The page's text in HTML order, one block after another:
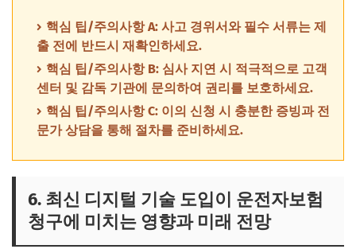
핵심 팁/주의사항 A: 사고 경위서와 필수 서류는 제
출 전에 반드시 재확인하세요.
핵심 팁/주의사항 B: 심사 지연 시 적극적으로 고객
센터 및 감독 기관에 문의하여 권리를 보호하세요.
핵심 팁/주의사항 C: 이의 신청 시 충분한 증빙과 전
문가 상담을 통해 절차를 준비하세요.
6. 최신 디지털 기술 도입이 운전자보험
청구에 미치는 영향과 미래 전망